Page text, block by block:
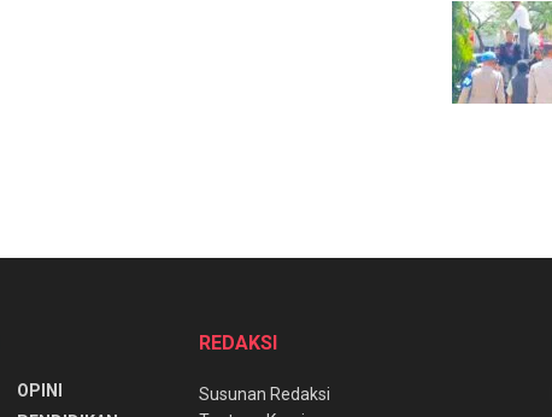
OPINI
REDAKSI
Susunan Redaksi